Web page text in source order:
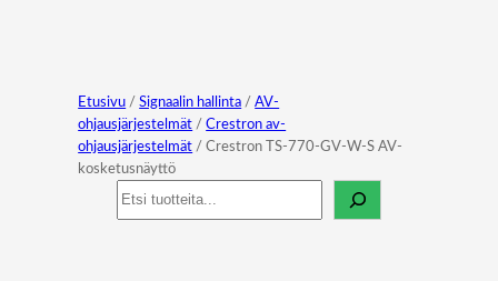
Etusivu /Signaalin hallinta /AV-
ohjausjärjestelmät /Crestron av-
ohjausjärjestelmät / Crestron TS-770-GV-W-S AV-
kosketusnäyttö
Haku